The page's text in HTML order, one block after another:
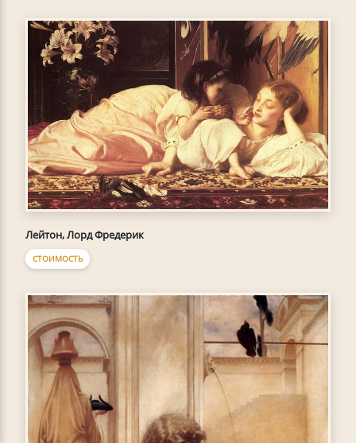
Лейтон, Лорд Фредерик
СТОИМОСТЬ